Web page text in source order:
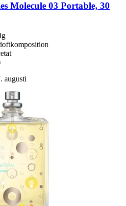
Molecule 03 Portable, 30
augusti